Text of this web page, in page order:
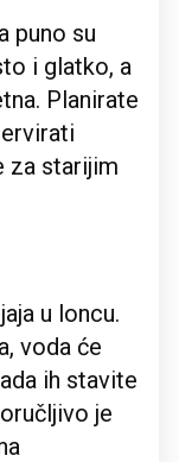
puno su
i glatko, a
Planirate
za starijim
u loncu.
voda će
ih stavite
je